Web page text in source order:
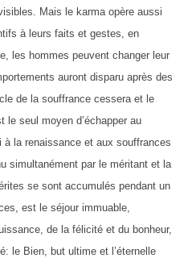
Mais le karma opère aussi
à leurs faits et gestes, en
les hommes peuvent changer leur
auront disparu après des
de la souffrance cessera et le
le seul moyen d’échapper au
la renaissance et aux souffrances
simultanément par le méritant et la
se sont accumulés pendant un
est le séjour immuable,
de la félicité et du bonheur,
le Bien, but ultime et l’éternelle